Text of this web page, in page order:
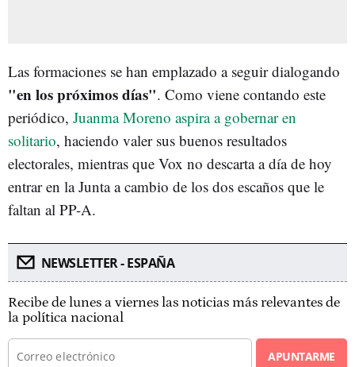
Las formaciones se han emplazado a seguir dialogando
"en los próximos días". Como viene contando este
periódico, Juanma Moreno aspira a gobernar en
solitario, haciendo valer sus buenos resultados
electorales, mientras que Vox no descarta a día de hoy
entrar en la Junta a cambio de los dos escaños que le
faltan al PP-A.
NEWSLETTER - ESPAÑA
Recibe de lunes a viernes las noticias más relevantes de
la política nacional
APUNTARME